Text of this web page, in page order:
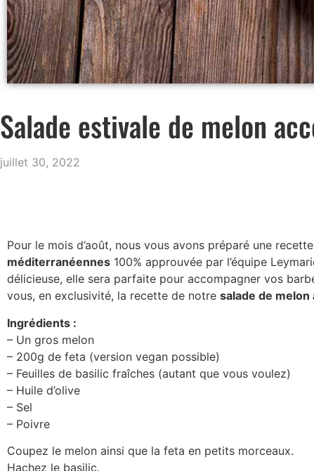
Salade estivale de melon
juillet 30, 2022
Pour le mois d’août, nous vous avons préparé une
méditerranéennes 100% approuvée par l’équipe
délicieuse, elle sera parfaite pour accompagner vos
vous, en exclusivité, la recette de notre salade de melon
Ingrédients :
– Un gros melon
– 200g de feta (version vegan possible)
– Feuilles de basilic fraîches (autant que vous voulez)
– Huile d’olive
– Sel
– Poivre
Coupez le melon ainsi que la feta en petits morceaux.
Hachez le basilic.